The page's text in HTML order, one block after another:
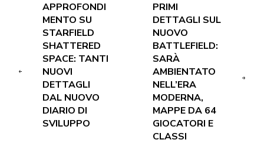
APPROFONDI
MENTO SU
STARFIELD
SHATTERED
SPACE: TANTI
NUOVI
DETTAGLI
DAL NUOVO
DIARIO DI
SVILUPPO
PRIMI
DETTAGLI SUL
NUOVO
BATTLEFIELD:
SARÀ
AMBIENTATO
NELL’ERA
MODERNA,
MAPPE DA 64
GIOCATORI E
CLASSI